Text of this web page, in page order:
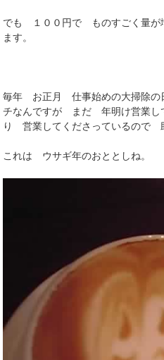
でも １００円で ものすごく量
ます。
毎年 お正月 仕事始めの大掃除
チなんですが まだ 年明け営業し
り 営業してくださっているので
これは ウサギ年のおととしね。